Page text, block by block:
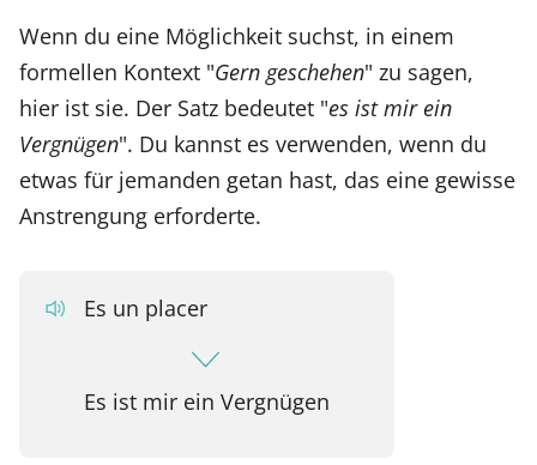
Wenn du eine Möglichkeit suchst, in einem
formellen Kontext "Gern geschehen" zu sagen,
hier ist sie. Der Satz bedeutet "es ist mir ein
Vergnügen". Du kannst es verwenden, wenn du
etwas für jemanden getan hast, das eine gewisse
Anstrengung erforderte.
Es un placer
Es ist mir ein Vergnügen